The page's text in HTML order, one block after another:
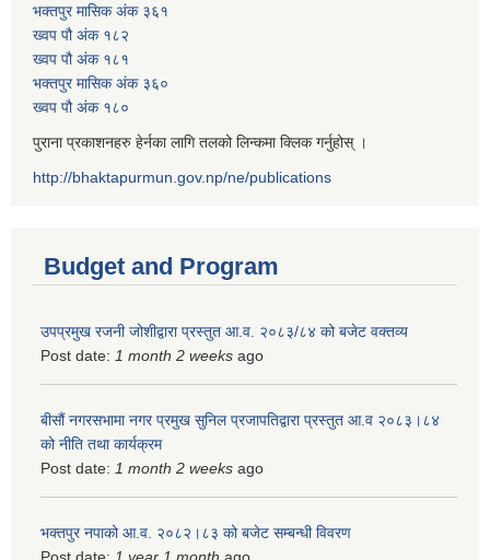
भक्तपुर मासिक अंक ३६१
ख्वप पौ अंक १८२
ख्वप पौ अंक १८१
भक्तपुर मासिक अंक ३६०
ख्वप पौ अंक १८०
पुराना प्रकाशनहरु हेर्नका लागि तलको लिन्कमा क्लिक गर्नुहोस् ।
http://bhaktapurmun.gov.np/ne/publications
Budget and Program
उपप्रमुख रजनी जोशीद्वारा प्रस्तुत आ.व. २०८३/८४ को बजेट वक्तव्य
Post date: 1 month 2 weeks ago
बीसौं नगरसभामा नगर प्रमुख सुनिल प्रजापतिद्वारा प्रस्तुत आ.व‍ २०८३।८४
को नीति तथा कार्यक्रम
Post date: 1 month 2 weeks ago
भक्तपुर नपाको आ.व. २०८२।८३ को बजेट सम्बन्धी विवरण